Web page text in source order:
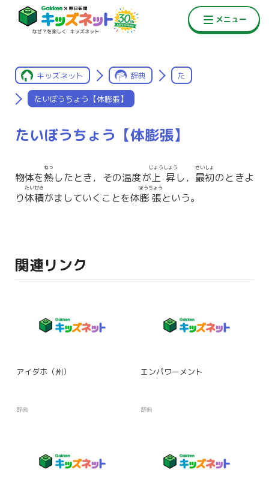
キッズネット 辞典 た
たいぼうちょう【体膨張】
たいぼうちょう【体膨張】
物体を熱
ねっ
したとき，その温度が上昇
じょうしょう
し， 最初
さいしょ
のときよ
り体積
たいせき
がましていくことを体膨張
ぼうちょう
という。
関連リンク
アイダホ（州）
辞典
エンパワーメント
辞典